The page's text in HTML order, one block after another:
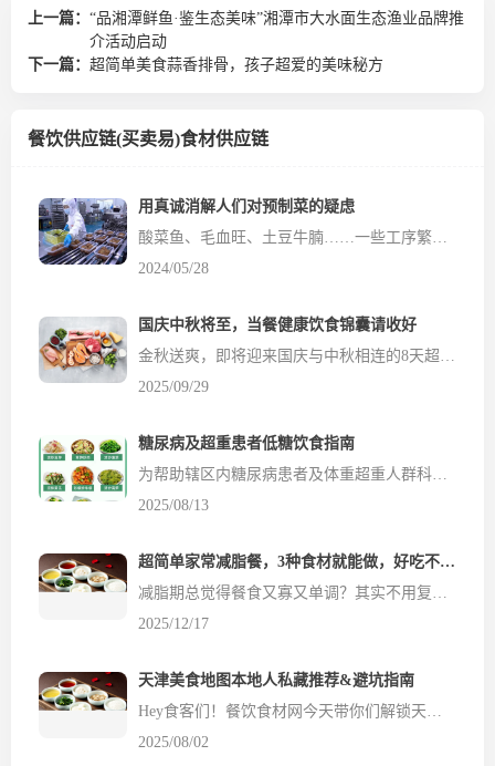
上一篇： “品湘潭鲜鱼·鉴生态美味”湘潭市大水面生态渔业品牌推
介活动启动
下一篇： 超简单美食蒜香排骨，孩子超爱的美味秘方
餐饮供应链(买卖易)食材供应链
用真诚消解人们对预制菜的疑虑
酸菜鱼、毛血旺、土豆牛腩……一些工序繁琐的美味佳肴，餐饮店能在极短时间端到食客面前。究竟是现炒现制，还是预制菜？消费者有疑虑，而一些商家却总是讳莫如深。近日，有企业给出了正面回应。快餐品牌老乡鸡在网络上发布公开信，就菜品是否为预制菜公开回应，表示现做菜占七成以上，还公布了餐厅供应商明细、追溯档案、菜品制作流程等信息。此举不但没有引...
2024/05/28
国庆中秋将至，当餐健康饮食锦囊请收好
金秋送爽，即将迎来国庆与中秋相连的8天超长假期。无论是家庭团聚、走亲访友，还是外出旅行，美食总是节日的主角。然而，大快朵颐之后，体重悄悄上涨、血糖血压波动、肠胃提出“抗议”等情况可能纷纷“找上门”。 健康人群：享受美食，贵在“平衡”与“适度” 对于身体健康的人群来...
2025/09/29
糖尿病及超重患者低糖饮食指南
为帮助辖区内糖尿病患者及体重超重人群科学控制血糖、管理体重，餐饮食材网结合低糖食物特点与健康饮食原则，建议各位食客制定以下一日健康指导指南，助力大家通过合理饮食改善健康状况。 低糖饮食的核心原则 控量优先：无论是主食、水果还是肉类，均需控制摄入量，避免过量导致血糖波动或热量超标。 粗细搭配：用糙米、燕麦、玉米等粗粮替代部分精米白面，增加膳食纤维摄入，延缓血...
2025/08/13
超简单家常减脂餐，3种食材就能做，好吃不挨饿！
减脂期总觉得餐食又寡又单调？其实不用复杂食材，家里常见的土豆、鸡蛋、番茄，就能做出美味又低卡的减脂餐，餐饮食材网今天分享两款零失败的家常减脂餐做法，新手也能轻松上手～土豆泥生菜沙拉 食材：土豆、鸡蛋、生菜、生抽、陈醋、香油、黑胡椒、白芝麻做法：1. 土豆切片、鸡蛋洗净，一起上锅蒸熟；2. 把蒸熟的土豆和鸡蛋放入碗中捣成泥，生菜洗净撕碎也加进去；3. 调一碗料...
2025/12/17
天津美食地图本地人私藏推荐&避坑指南
Hey食客们！餐饮食材网今天带你们解锁天津美食地图，作为一个在天津生活了这么多年的吃货，这些本地人私藏的美食和避坑事项，绝对让你吃得开心又省钱！ 1️⃣ **煎饼果子** 天津的煎饼果子绝对是早餐界的顶流！推荐去**南市食品街**的老字号摊子，薄脆的煎饼配上秘制酱料，一口下去幸福感爆棚！记得加个鸡蛋，口感更绝！ 2️⃣ **天津熟梨糕** 熟梨糕又叫甑儿糕，...
2025/08/02